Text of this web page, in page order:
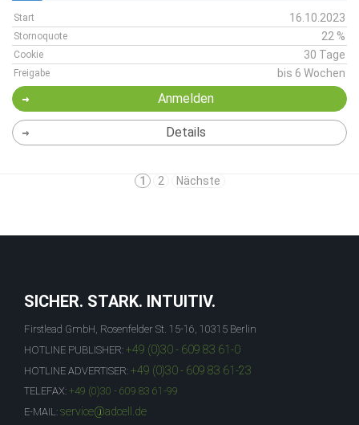
Start 16.10.2023
Stornoquote 22 %
Cookie 30 Tage
Freigabe bis 6 Wochen
Anmelden
Details
1 2 Nächste
SICHER. STARK. INTUITIV.
Firstlead GmbH, Rosenfelder St. 15-16, 10315 Berlin
HOTLINE PUBLISHER: +49 (0)30 - 609 83 61-0
HOTLINE ADVERTISER: +49 (0)30 - 609 83 61-23
TELEFAX: +49 (0)30 - 609 83 61-99
E-MAIL: service@adcell.de